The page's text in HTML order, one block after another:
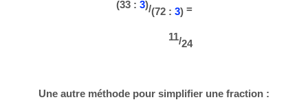
(33 : 3)/(72 : 3)=
11/24
Une autre méthode pour simplifier une fraction :